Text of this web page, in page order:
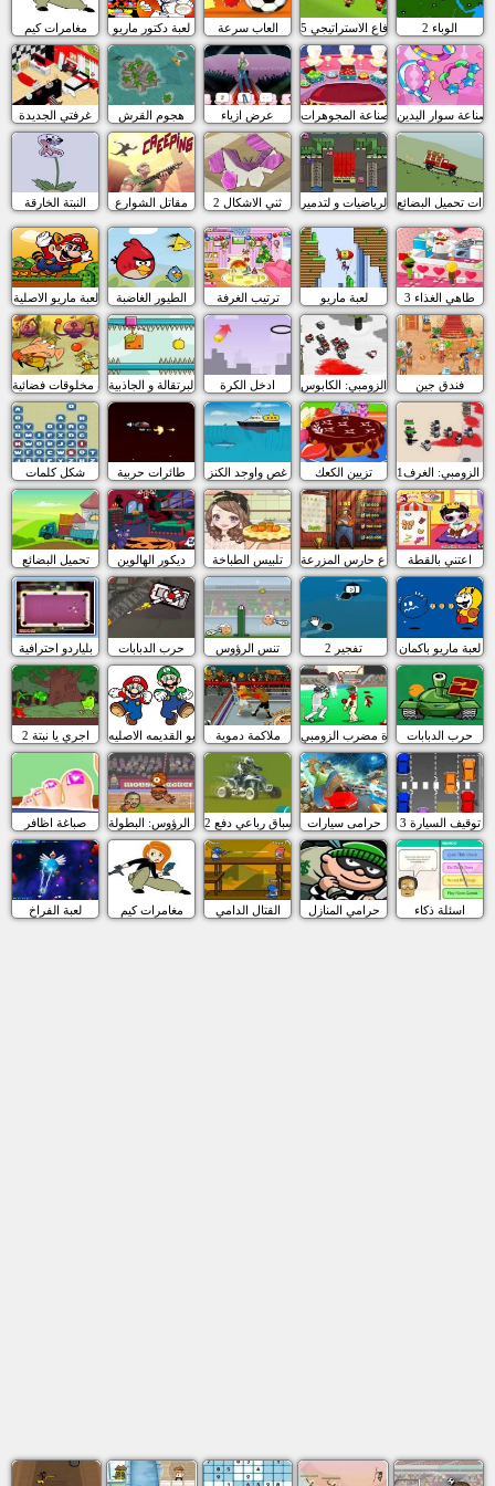
مغامرات كيم لعبة دكتور ماريو العاب سرعة الدفاع الاستراتيجي 5 الوباء 2
غرفتي الجديدة هجوم القرش عرض ازياء صناعة المجوهرات صناعة سوار اليدين
النبتة الخارقة مقاتل الشوارع ثني الاشكال 2 الرياضيات و لتدمير تحميل البضائع
لعبة ماريو الاصلية الطيور الغاضبة ترتيب الغرفة لعبة ماريو طاهي الغذاء 3
كرة مخلوقات فضائيةالبرتقالة و الجاذبية ادخل الكرة مقاتلو الزومبي: الكابوسفندق جين
شكل كلمات طائرات حربية غص واوجد الكنز تزيين الكعك الزومبي: الغرف1
تحميل البضائع ديكور الهالوين تلبيس الطباخة المزارع حارس المزرعةاعتني بالقطة
بلياردو احترافية حرب الدبابات تنس الرؤوس تفجير 2 لعبة ماريو باكمان
اجري يا نبتة 2 لعبة ماريو القديمه الاصليهملاكمة دموية كرة مضرب الزومبي حرب الدبابات
صباغة اظافر كرة السلة الرؤوس: البطولةسباق رباعي دفع 2 حرامى سيارات 3 توقيف السيارة
لعبة الفراخ مغامرات كيم القتال الدامي حرامي المنازل اسئلة ذكاء